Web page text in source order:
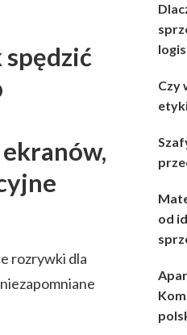
rozrywki dla
Czy
od